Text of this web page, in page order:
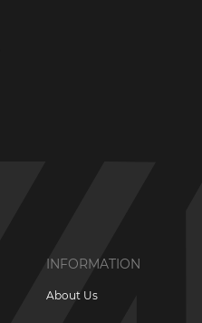
INFORMATION
About Us